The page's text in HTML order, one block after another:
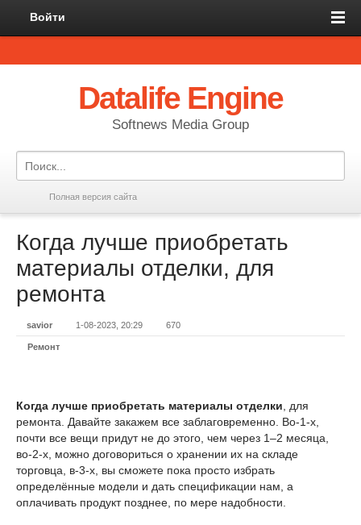
Войти
Datalife Engine
Softnews Media Group
Полная версия сайта
Когда лучше приобретать
материалы отделки, для
ремонта
savior 1-08-2023, 20:29 670
Ремонт
Когда лучше приобретать материалы отделки , для
ремонта. Давайте закажем все заблаговременно. Во-1-х,
почти все вещи придут не до этого, чем через 1–2 месяца,
во-2-х, можно договориться о хранении их на складе
торговца, в-3-х, вы сможете пока просто избрать
определённые модели и дать спецификации нам, а
оплачивать продукт позднее, по мере надобности.